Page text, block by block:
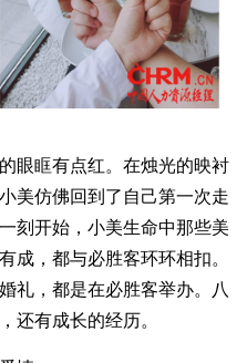
眼眶有点红。在烛光的映衬
美仿佛回到了自己第一次走
刻开始，小美生命中那些美
，都与必胜客环环相扣。
礼，都是在必胜客举办。八
还有成长的经历。